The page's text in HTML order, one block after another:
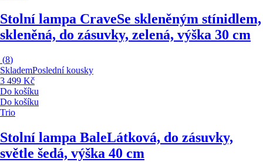
Stolní lampa CraveSe skleněným stínidlem,
skleněná, do zásuvky, zelená, výška 30 cm
(8)
SklademPoslední kousky
3 499 Kč
Do košíku
Do košíku
Trio
Stolní lampa BaleLátková, do zásuvky,
světle šedá, výška 40 cm